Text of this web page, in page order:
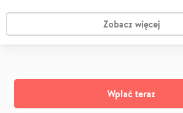
Zobacz więcej
Wpłać teraz